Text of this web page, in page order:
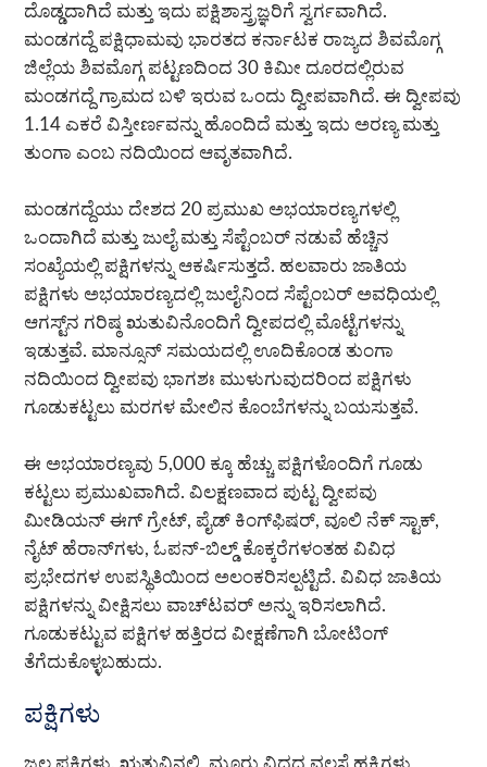
ದೊಡ್ಡದಾಗಿದೆ ಮತ್ತು ಇದು ಪಕ್ಷಿಶಾಸ್ತ್ರಜ್ಞರಿಗೆ ಸ್ವರ್ಗವಾಗಿದೆ.
ಮಂಡಗದ್ದೆ ಪಕ್ಷಿಧಾಮವು ಭಾರತದ ಕರ್ನಾಟಕ ರಾಜ್ಯದ ಶಿವಮೊಗ್ಗ
ಜಿಲ್ಲೆಯ ಶಿವಮೊಗ್ಗ ಪಟ್ಟಣದಿಂದ 30 ಕಿಮೀ ದೂರದಲ್ಲಿರುವ
ಮಂಡಗದ್ದೆ ಗ್ರಾಮದ ಬಳಿ ಇರುವ ಒಂದು ದ್ವೀಪವಾಗಿದೆ. ಈ ದ್ವೀಪವು
1.14 ಎಕರೆ ವಿಸ್ತೀರ್ಣವನ್ನು ಹೊಂದಿದೆ ಮತ್ತು ಇದು ಅರಣ್ಯ ಮತ್ತು
ತುಂಗಾ ಎಂಬ ನದಿಯಿಂದ ಆವೃತವಾಗಿದೆ.
ಮಂಡಗದ್ದೆಯು ದೇಶದ 20 ಪ್ರಮುಖ ಅಭಯಾರಣ್ಯಗಳಲ್ಲಿ
ಒಂದಾಗಿದೆ ಮತ್ತು ಜುಲೈ ಮತ್ತು ಸೆಪ್ಟೆಂಬರ್ ನಡುವೆ ಹೆಚ್ಚಿನ
ಸಂಖ್ಯೆಯಲ್ಲಿ ಪಕ್ಷಿಗಳನ್ನು ಆಕರ್ಷಿಸುತ್ತದೆ. ಹಲವಾರು ಜಾತಿಯ
ಪಕ್ಷಿಗಳು ಅಭಯಾರಣ್ಯದಲ್ಲಿ ಜುಲೈನಿಂದ ಸೆಪ್ಟೆಂಬರ್ ಅವಧಿಯಲ್ಲಿ
ಆಗಸ್ಟ್‌ನ ಗರಿಷ್ಠ ಋತುವಿನೊಂದಿಗೆ ದ್ವೀಪದಲ್ಲಿ ಮೊಟ್ಟೆಗಳನ್ನು
ಇಡುತ್ತವೆ. ಮಾನ್ಸೂನ್ ಸಮಯದಲ್ಲಿ ಊದಿಕೊಂಡ ತುಂಗಾ
ನದಿಯಿಂದ ದ್ವೀಪವು ಭಾಗಶಃ ಮುಳುಗುವುದರಿಂದ ಪಕ್ಷಿಗಳು
ಗೂಡುಕಟ್ಟಲು ಮರಗಳ ಮೇಲಿನ ಕೊಂಬೆಗಳನ್ನು ಬಯಸುತ್ತವೆ.
ಈ ಅಭಯಾರಣ್ಯವು 5,000 ಕ್ಕೂ ಹೆಚ್ಚು ಪಕ್ಷಿಗಳೊಂದಿಗೆ ಗೂಡು
ಕಟ್ಟಲು ಪ್ರಮುಖವಾಗಿದೆ. ವಿಲಕ್ಷಣವಾದ ಪುಟ್ಟ ದ್ವೀಪವು
ಮೀಡಿಯನ್ ಈಗ್ ಗ್ರೇಟ್, ಪೈಡ್ ಕಿಂಗ್‌ಫಿಷರ್, ವೂಲಿ ನೆಕ್ ಸ್ಟಾಕ್,
ನೈಟ್ ಹೆರಾನ್‌ಗಳು, ಓಪನ್-ಬಿಲ್ಡ್ ಕೊಕ್ಕರೆಗಳಂತಹ ವಿವಿಧ
ಪ್ರಭೇದಗಳ ಉಪಸ್ಥಿತಿಯಿಂದ ಅಲಂಕರಿಸಲ್ಪಟ್ಟಿದೆ. ವಿವಿಧ ಜಾತಿಯ
ಪಕ್ಷಿಗಳನ್ನು ವೀಕ್ಷಿಸಲು ವಾಚ್‌ಟವರ್ ಅನ್ನು ಇರಿಸಲಾಗಿದೆ.
ಗೂಡುಕಟ್ಟುವ ಪಕ್ಷಿಗಳ ಹತ್ತಿರದ ವೀಕ್ಷಣೆಗಾಗಿ ಬೋಟಿಂಗ್
ತೆಗೆದುಕೊಳ್ಳಬಹುದು.
ಪಕ್ಷಿಗಳು
ಜಲ ಪಕ್ಷಿಗಳು, ಋತುವಿನಲ್ಲಿ, ಮೂರು ವಿಧದ ವಲಸೆ ಹಕ್ಕಿಗಳು